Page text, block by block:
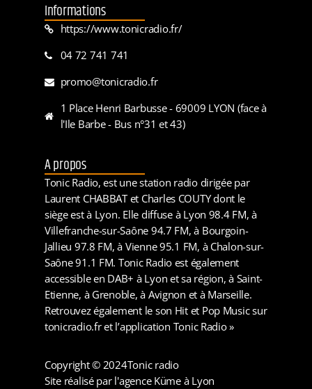
Informations
https://www.tonicradio.fr/
04 72 741 741
promo@tonicradio.fr
1 Place Henri Barbusse - 69009 LYON (face à
l'Ile Barbe - Bus n°31 et 43)
A propos
Tonic Radio, est une station radio dirigée par
Laurent CHABBAT et Charles COUTY dont le
siège est à Lyon. Elle diffuse à Lyon 98.4 FM, à
Villefranche-sur-Saône 94.7 FM, à Bourgoin-
Jallieu 97.8 FM, à Vienne 95.1 FM, à Chalon-sur-
Saône 91.1 FM. Tonic Radio est également
accessible en DAB+ à Lyon et sa région, à Saint-
Etienne, à Grenoble, à Avignon et à Marseille.
Retrouvez également le son Hit et Pop Music sur
tonicradio.fr et l’application Tonic Radio »
Copyright © 2024Tonic radio
Site réalisé par l'agence Küme à Lyon